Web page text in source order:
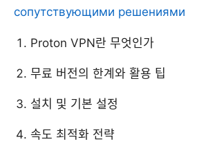
сопутствующими решениями
Proton VPN란 무엇인가
무료 버전의 한계와 활용 팁
설치 및 기본 설정
속도 최적화 전략